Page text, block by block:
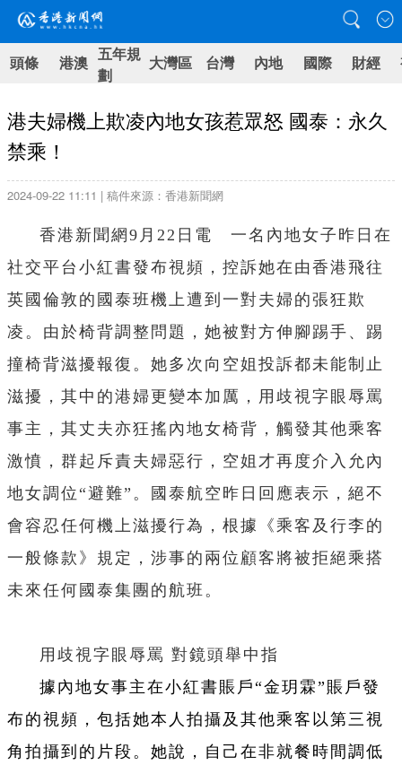
頭條 港澳 五年規
劃
大灣區 台灣 內地 國際 財經
港夫婦機上欺凌內地女孩惹眾怒 國泰：永久
禁乘！
2024-09-22 11:11 | 稿件來源：香港新聞網
香港新聞網9月22日電 一名內地女子昨日在
社交平台小紅書發布視頻，控訴她在由香港飛往
英國倫敦的國泰班機上遭到一對夫婦的張狂欺
凌。由於椅背調整問題，她被對方伸腳踢手、踢
撞椅背滋擾報復。她多次向空姐投訴都未能制止
滋擾，其中的港婦更變本加厲，用歧視字眼辱罵
事主，其丈夫亦狂搖內地女椅背，觸發其他乘客
激憤，群起斥責夫婦惡行，空姐才再度介入允內
地女調位“避難”。國泰航空昨日回應表示，絕不
會容忍任何機上滋擾行為，根據《乘客及行李的
一般條款》規定，涉事的兩位顧客將被拒絕乘搭
未來任何國泰集團的航班。
用歧視字眼辱罵 對鏡頭舉中指
據內地女事主在小紅書賬戶“金玥霖”賬戶發
布的視頻，包括她本人拍攝及其他乘客以第三視
角拍攝到的片段。她說，自己在非就餐時間調低